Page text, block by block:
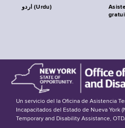
اردو (Urdu)
Un servicio del la Oficina de Asistencia
Incapacitados del Estado de Nueva York
Temporary and Disability Assistance,